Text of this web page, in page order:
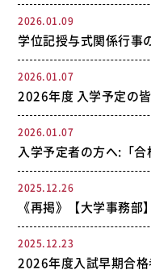
2026.01.09
学位記授与式関係行事
2026.01.07
2026年度 入学予定の
2026.01.07
入学予定者の方へ:「
2025.12.26
《再掲》【大学事務
2025.12.23
2026年度入試早期合